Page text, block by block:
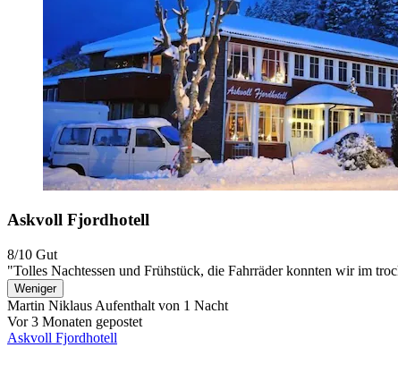
Askvoll Fjordhotell
8/10 Gut
"Tolles Nachtessen und Frühstück, die Fahrräder konnten wir im
Weniger
Martin Niklaus Aufenthalt von 1 Nacht
Vor 3 Monaten gepostet
Askvoll Fjordhotell